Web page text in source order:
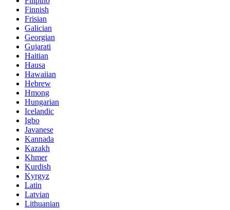
Finnish
Frisian
Galician
Georgian
Gujarati
Haitian
Hausa
Hawaiian
Hebrew
Hmong
Hungarian
Icelandic
Igbo
Javanese
Kannada
Kazakh
Khmer
Kurdish
Kyrgyz
Latin
Latvian
Lithuanian